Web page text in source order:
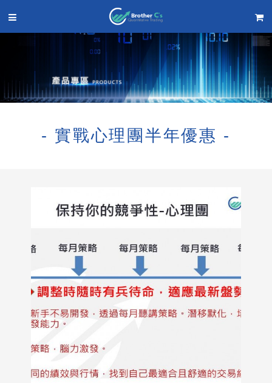
- 實戰心理團半年優惠 -